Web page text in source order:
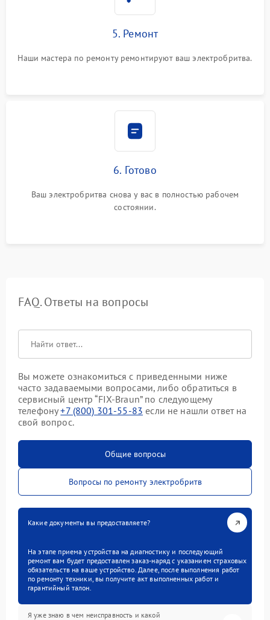
5. Ремонт
Наши мастера по ремонту ремонтируют ваш электробритва.
6. Готово
Ваш электробритва снова у вас в полностью рабочем
состоянии.
FAQ. Ответы на вопросы
Вы можете ознакомиться с приведенными ниже
часто задаваемыми вопросами, либо обратиться в
сервисный центр “FIX-Braun” по следующему
телефону+7 (800) 301-55-83 если не нашли ответ на
свой вопрос.
Общие вопросы
Вопросы по ремонту электробритв
Какие документы вы предоставляете?
На этапе приема устройства на диагностику и последующий
ремонт вам будет предоставлен заказ-наряд с указанием страховых
обязательств на ваше устройство. Далее, после выполнения работ
по ремонту техники, вы получите акт выполненных работ и
гарантийный талон.
Я уже знаю в чем неисправность и какой